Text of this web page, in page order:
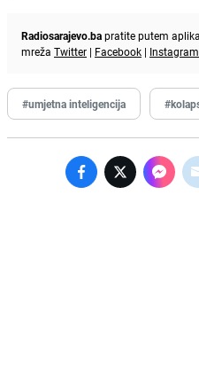
Radiosarajevo.bapratite putem
mreža Twitter | Facebook | Instagram
#umjetna inteligencija